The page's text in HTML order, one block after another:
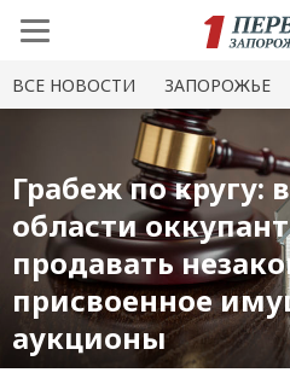
ВСЕ НОВОСТИ ЗАПОРОЖЬЕ
Грабеж по кругу:
области
продавать
присвоенное
аукционы